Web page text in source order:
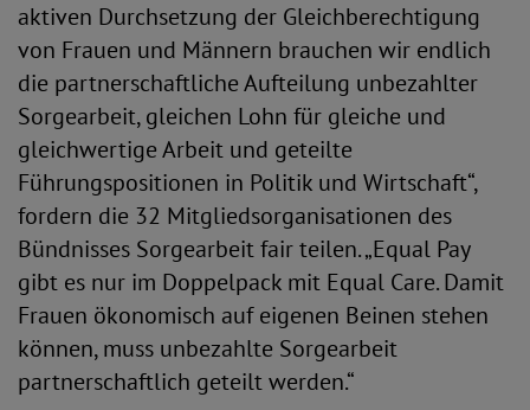
aktiven Durchsetzung der Gleichberechtigung
von Frauen und Männern brauchen wir endlich
die partnerschaftliche Aufteilung unbezahlter
Sorgearbeit, gleichen Lohn für gleiche und
gleichwertige Arbeit und geteilte
Führungspositionen in Politik und Wirtschaft“,
fordern die 32 Mitgliedsorganisationen des
Bündnisses Sorgearbeit fair teilen. „Equal Pay
gibt es nur im Doppelpack mit Equal Care. Damit
Frauen ökonomisch auf eigenen Beinen stehen
können, muss unbezahlte Sorgearbeit
partnerschaftlich geteilt werden.“